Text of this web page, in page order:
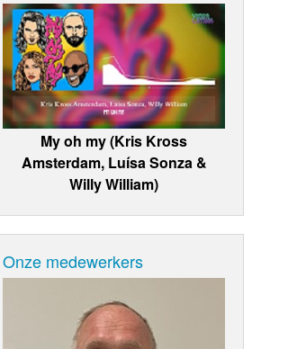
My oh my (Kris Kross
Amsterdam, Luísa Sonza &
Willy William)
Onze medewerkers